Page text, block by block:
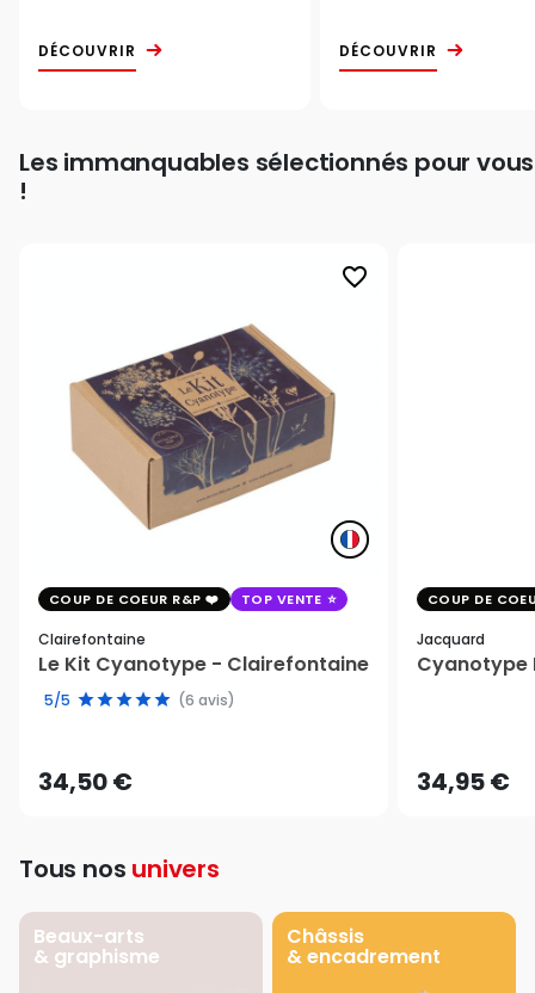
DÉCOUVRIR DÉCOUVRIR
Les immanquables sélectionnés pour vous
!
favorite_border
COUP DE COEUR R&P TOP VENTE
Clairefontaine
Le Kit Cyanotype - Clairefontaine
5/5 (6 avis)
34,50 €
COUP DE
Jacquard
Cyanotype
34,95 €
Tous nos univers
Beaux-arts
& graphisme
Châssis
& encadrement